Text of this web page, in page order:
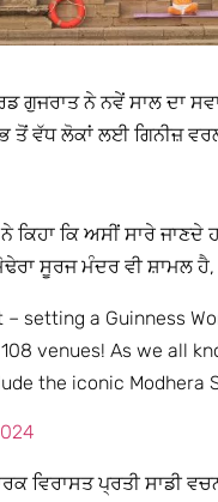
ਗੁਜਰਾਤ ਨੇ ਨਵੇਂ ਸਾਲ ਦਾ
ਤੋਂ ਵੱਧ ਲੋਕਾਂ ਲਈ ਗਿਨੀਜ਼
ਕਿ ਅਸੀਂ ਸਾਰੇ ਜਾਣਦੇ
ਸੂਰਜ ਮੰਦਰ ਵੀ ਸ਼ਾਮਲ
setting a Guinness
venues! As we all
the iconic Modhera
ਵਿਰਾਸਤ ਪ੍ਰਤੀ ਸਾਡੀ